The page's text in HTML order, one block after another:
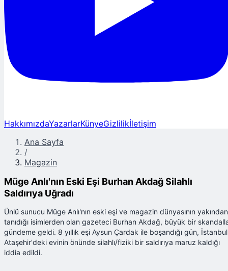
HakkımızdaYazarlarKünyeGizlilikİletişim
Ana Sayfa
/
Magazin
Müge Anlı'nın Eski Eşi Burhan Akdağ Silahlı
Saldırıya Uğradı
Ünlü sunucu Müge Anlı'nın eski eşi ve magazin dünyasının yakından
tanıdığı isimlerden olan gazeteci Burhan Akdağ, büyük bir
gündeme geldi. 8 yıllık eşi Aysun Çardak ile boşandığı gün, İstanbul
Ataşehir'deki evinin önünde silahlı/fiziki bir saldırıya maruz kaldığı
iddia edildi.